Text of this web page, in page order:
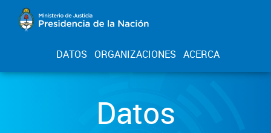
DATOS ORGANIZACIONES ACERCA
Datos